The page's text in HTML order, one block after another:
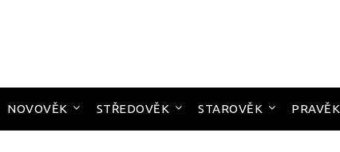
NOVOVĚK STŘEDOVĚK STAROVĚK PRAVĚK